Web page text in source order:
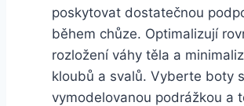
poskytovat dostatečnou
během chůze. Optimalizují
rozložení váhy těla a
kloubů a svalů. Vyberte boty
vymodelovanou podrážkou a